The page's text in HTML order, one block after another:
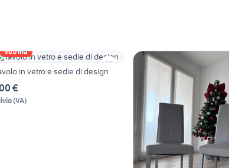
Vetrina
in vetro e sedie di design
€
(VA)